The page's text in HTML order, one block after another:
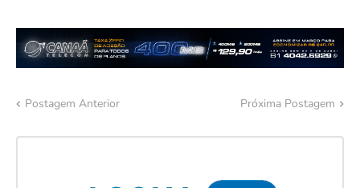
Postagem Anterior Próxima Postagem